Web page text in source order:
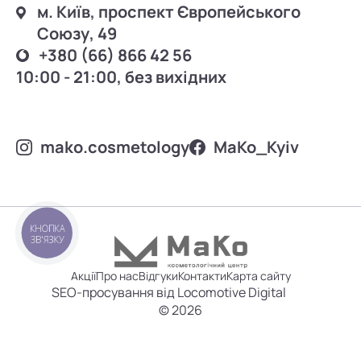
м. Київ, проспект Європейського
Союзу, 49
+380 (66) 866 42 56
10:00 - 21:00, без вихідних
mako.cosmetology MаKo_Kyiv
АкціїПро насВідгукиКонтактиКарта сайту
SEO-просування від Locomotive Digital
© 2026
КНОПКА
ЗВ'ЯЗКУ